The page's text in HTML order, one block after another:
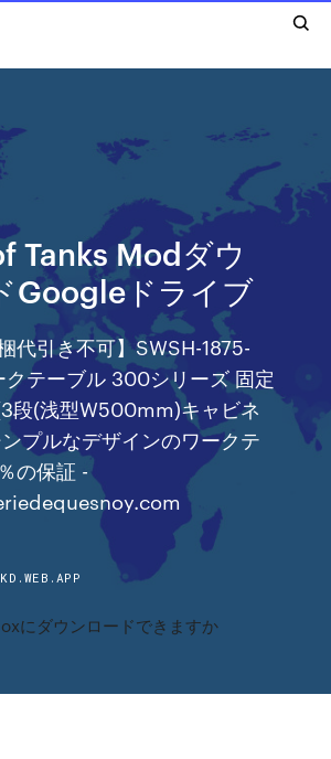
Tanks Modダウ
Googleドライブ
代引き不可】SWSH-1875-
クテーブル 300シリーズ 固定
段(浅型W500mm)キャビネ
プルなデザインのワークテ
の保証 -
にダウンロードできますか